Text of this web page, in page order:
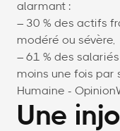
alarmant :
– 30 % des actifs
modéré ou sévère,
– 61 % des
moins une fois par
Humaine -
Une